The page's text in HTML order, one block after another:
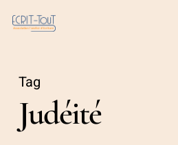
Skip
content
Tag
Judéité